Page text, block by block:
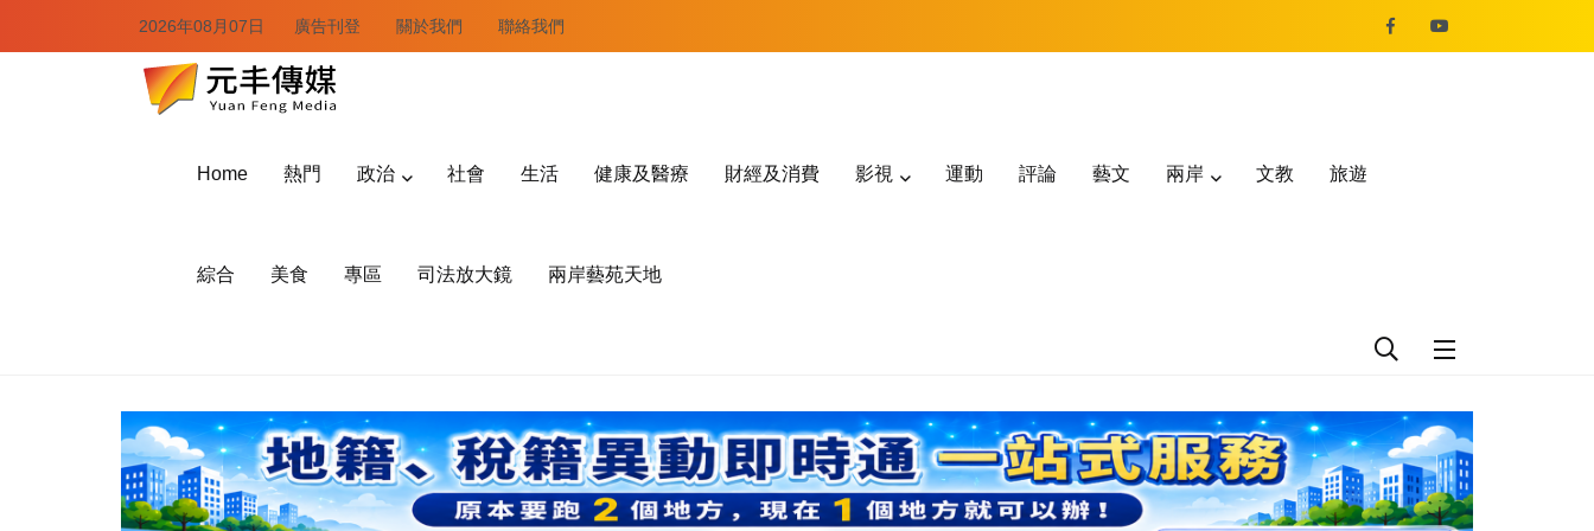
2026年08月07日 廣告刊登 關於我們 聯絡我們
Home 熱門 政治 社會 生活 健康及醫療 財經及消費 影視 運動 評論 藝文 兩岸 文教 旅遊
綜合 美食 專區 司法放大鏡 兩岸藝苑天地